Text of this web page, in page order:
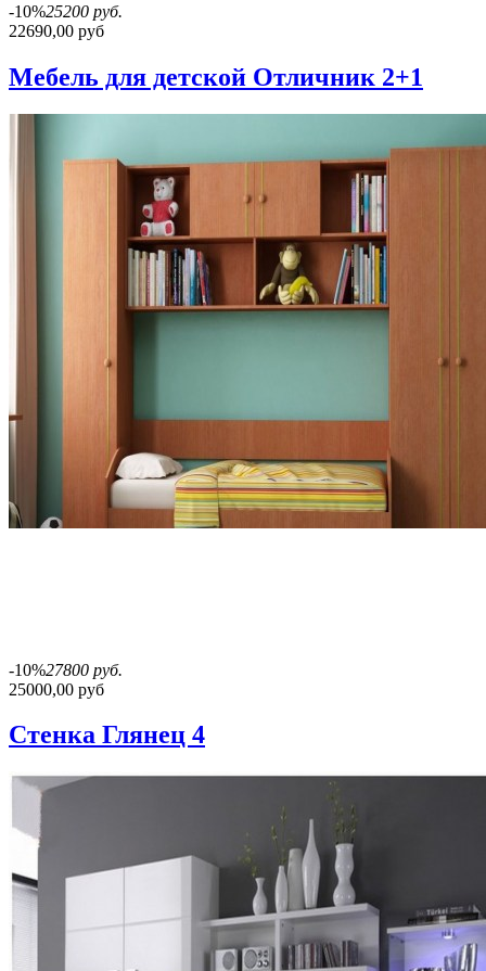
-10%25200 руб.
22690,00 руб
Мебель для детской Отличник 2+1
-10%27800 руб.
25000,00 руб
Стенка Глянец 4